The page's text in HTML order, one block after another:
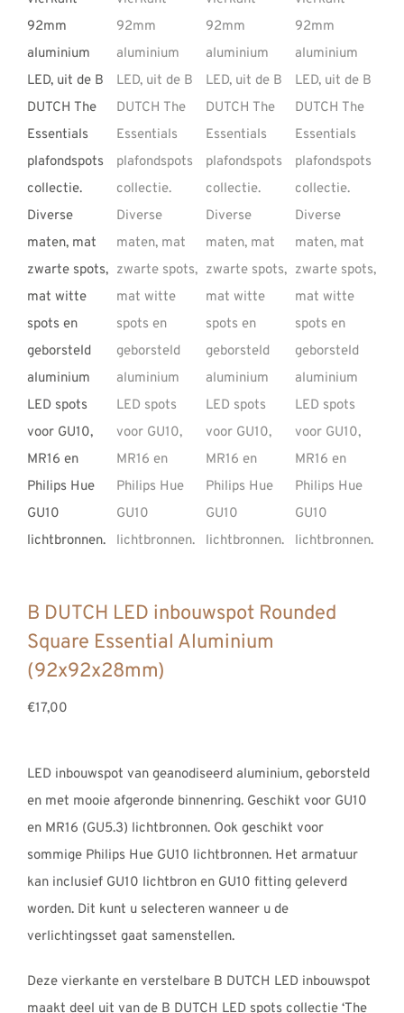
INFO
CONTACT
B DUTCH LED inbouwspot Rounded
Square Essential Aluminium
(92x92x28mm)
€17,00
LED inbouwspot van geanodiseerd aluminium, geborsteld
en met mooie afgeronde binnenring. Geschikt voor GU10
en MR16 (GU5.3) lichtbronnen. Ook geschikt voor
sommige Philips Hue GU10 lichtbronnen. Het armatuur
kan inclusief GU10 lichtbron en GU10 fitting geleverd
worden. Dit kunt u selecteren wanneer u de
verlichtingsset gaat samenstellen.
Deze vierkante en verstelbare B DUTCH LED inbouwspot
maakt deel uit van de B DUTCH LED spots collectie ‘The